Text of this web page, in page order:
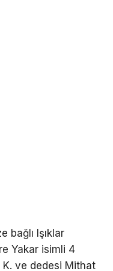
bağlı Işıklar
Yakar isimli 4
ve dedesi Mithat